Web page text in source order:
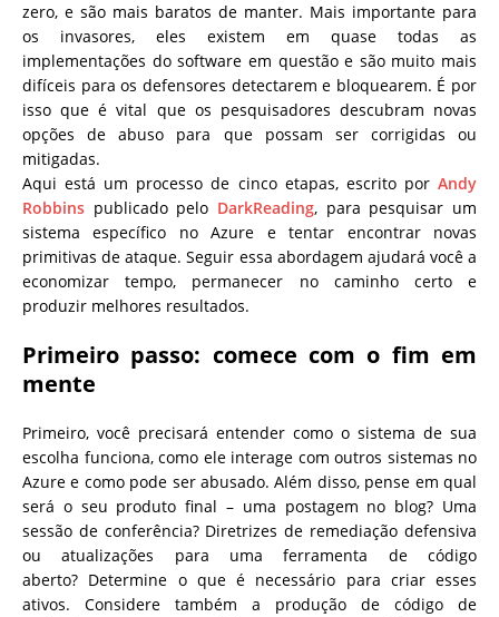
zero, e são mais baratos de manter. Mais importante para
os invasores, eles existem em quase todas as
implementações do software em questão e são muito mais
difíceis para os defensores detectarem e bloquearem. É por
isso que é vital que os pesquisadores descubram novas
opções de abuso para que possam ser corrigidas ou
mitigadas.
Aqui está um processo de cinco etapas, escrito por Andy
Robbins publicado pelo DarkReading, para pesquisar um
sistema específico no Azure e tentar encontrar novas
primitivas de ataque. Seguir essa abordagem ajudará você a
economizar tempo, permanecer no caminho certo e
produzir melhores resultados.
Primeiro passo: comece com o fim em
mente
Primeiro, você precisará entender como o sistema de sua
escolha funciona, como ele interage com outros sistemas no
Azure e como pode ser abusado. Além disso, pense em qual
será o seu produto final – uma postagem no blog? Uma
sessão de conferência? Diretrizes de remediação defensiva
ou atualizações para uma ferramenta de código
aberto? Determine o que é necessário para criar esses
ativos. Considere também a produção de código de